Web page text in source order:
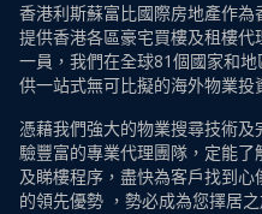
香港利斯蘇富比國際房地產作為
提供香港各區豪宅買樓及租樓
一員，我們在全球81個國家和
供一站式無可比擬的海外物業投
憑藉我們強大的物業搜尋技術
驗豐富的專業代理團隊，定能
及睇樓程序，盡快為客戶找到
的領先優勢 ，勢必成為您擇居